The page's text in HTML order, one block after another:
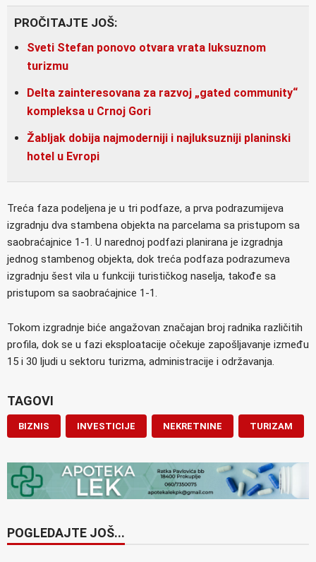
PROČITAJTE JOŠ:
Sveti Stefan ponovo otvara vrata luksuznom
turizmu
Delta zainteresovana za razvoj „gated community“
kompleksa u Crnoj Gori
Žabljak dobija najmoderniji i najluksuzniji planinski
hotel u Evropi
Treća faza podeljena je u tri podfaze, a prva podrazumijeva
izgradnju dva stambena objekta na parcelama sa pristupom sa
saobraćajnice 1-1. U narednoj podfazi planirana je izgradnja
jednog stambenog objekta, dok treća podfaza podrazumeva
izgradnju šest vila u funkciji turističkog naselja, takođe sa
pristupom sa saobraćajnice 1-1.
Tokom izgradnje biće angažovan značajan broj radnika različitih
profila, dok se u fazi eksploatacije očekuje zapošljavanje između
15 i 30 ljudi u sektoru turizma, administracije i održavanja.
TAGOVI
BIZNIS INVESTICIJE NEKRETNINE TURIZAM
POGLEDAJTE JOŠ...